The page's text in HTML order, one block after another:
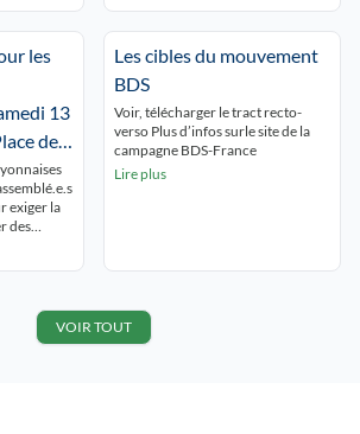
qui
Israël et
en
2024,
droit à l’autodétermination du
peuple vénézuélien et le droit
solidaires des peuples
vénézuéliens […]
les
13
de
2
exiger la
des
Macron
lieu pour
Les cibles du mouvement
BDS
Voir, télécharger le tract recto-
verso Plus d’infos surle site de la
campagne BDS-France
Lire plus
VOIR TOUT